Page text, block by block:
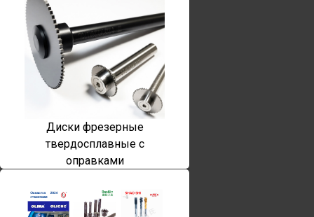
Диски фрезерные
твердосплавные с
оправками